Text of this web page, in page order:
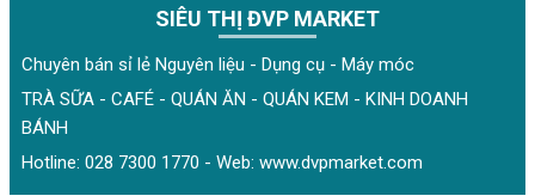
SIÊU THỊ ĐVP MARKET
Chuyên bán sỉ lẻ Nguyên liệu - Dụng cụ - Máy móc
TRÀ SỮA - CAFÉ - QUÁN ĂN - QUÁN KEM - KINH DOANH
BÁNH
Hotline: 028 7300 1770 - Web: www.dvpmarket.com